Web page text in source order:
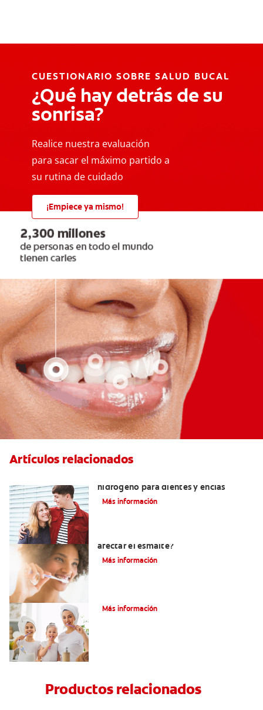
CUESTIONARIO SOBRE SALUD BUCAL
¿Qué hay detrás de su
sonrisa?
Realice nuestra evaluación
para sacar el máximo partido a
su rutina de cuidado
¡Empiece ya mismo!
Artículos relacionados
hidrógeno para dientes y encías
Más información
afectar el esmalte?
Más información
Más información
Productos relacionados